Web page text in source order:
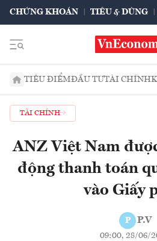
CHỨNG KHOÁN TIÊU & DÙNG
TIÊU ĐIỂMĐẦU TƯTÀI CHÍNH
TÀI CHÍNH
ANZ Việt Nam
động thanh toán
vào Giấy
P P.V
09:00, 28/06/